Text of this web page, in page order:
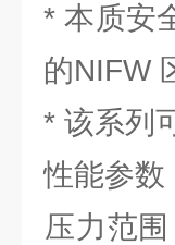
* 本质安
的NIFW
* 该系列
‌性能参数‌
压力范